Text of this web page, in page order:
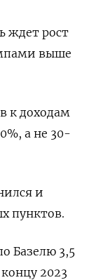
ждет рост
выше
к доходам
а не 30-
и
пунктов.
Базелю 3,5
2023